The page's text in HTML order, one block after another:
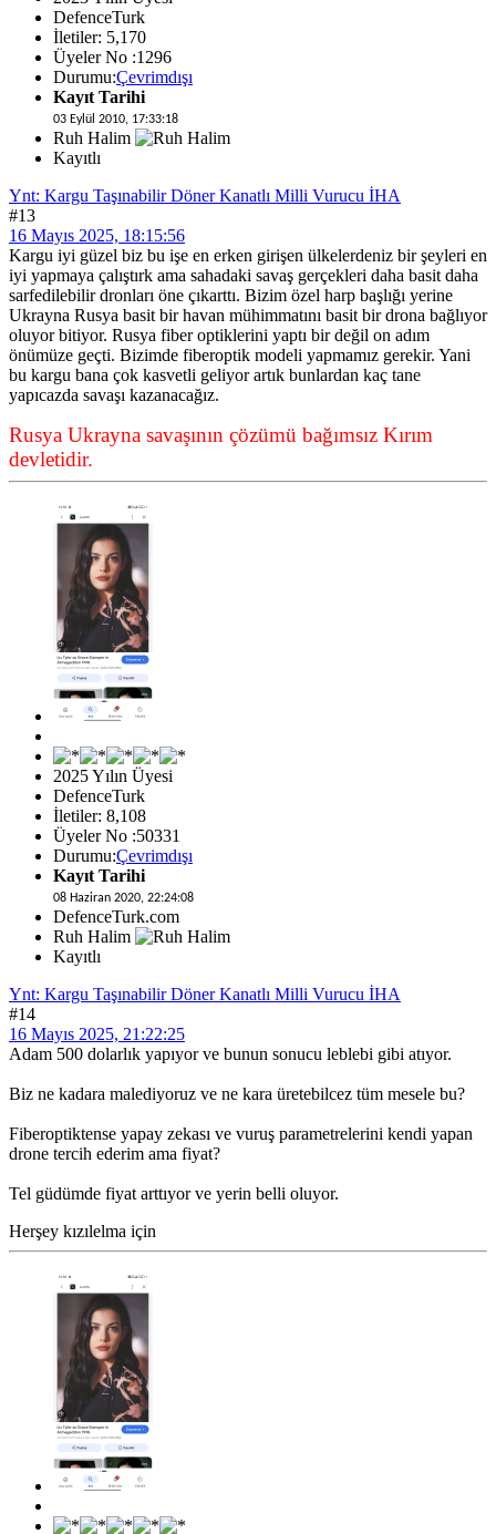
DefenceTurk
İletiler: 5,170
Üyeler No :1296
Durumu:Çevrimdışı
Kayıt Tarihi
03 Eylül 2010, 17:33:18
Ruh Halim
Kayıtlı
Ynt: Kargu Taşınabilir Döner Kanatlı Milli Vurucu İHA
#13
16 Mayıs 2025, 18:15:56
Kargu iyi güzel biz bu işe en erken girişen ülkelerdeniz bir şeyleri en
iyi yapmaya çalıştırk ama sahadaki savaş gerçekleri daha basit daha
sarfedilebilir dronları öne çıkarttı. Bizim özel harp başlığı yerine
Ukrayna Rusya basit bir havan mühimmatını basit bir drona bağlıyor
oluyor bitiyor. Rusya fiber optiklerini yaptı bir değil on adım
önümüze geçti. Bizimde fiberoptik modeli yapmamız gerekir. Yani
bu kargu bana çok kasvetli geliyor artık bunlardan kaç tane
yapıcazda savaşı kazanacağız.
Rusya Ukrayna savaşının çözümü bağımsız Kırım
devletidir.
2025 Yılın Üyesi
DefenceTurk
İletiler: 8,108
Üyeler No :50331
Durumu:Çevrimdışı
Kayıt Tarihi
08 Haziran 2020, 22:24:08
DefenceTurk.com
Ruh Halim
Kayıtlı
Ynt: Kargu Taşınabilir Döner Kanatlı Milli Vurucu İHA
#14
16 Mayıs 2025, 21:22:25
Adam 500 dolarlık yapıyor ve bunun sonucu leblebi gibi atıyor.
Biz ne kadara malediyoruz ve ne kara üretebilcez tüm mesele bu?
Fiberoptiktense yapay zekası ve vuruş parametrelerini kendi yapan
drone tercih ederim ama fiyat?
Tel güdümde fiyat arttıyor ve yerin belli oluyor.
Herşey kızılelma için